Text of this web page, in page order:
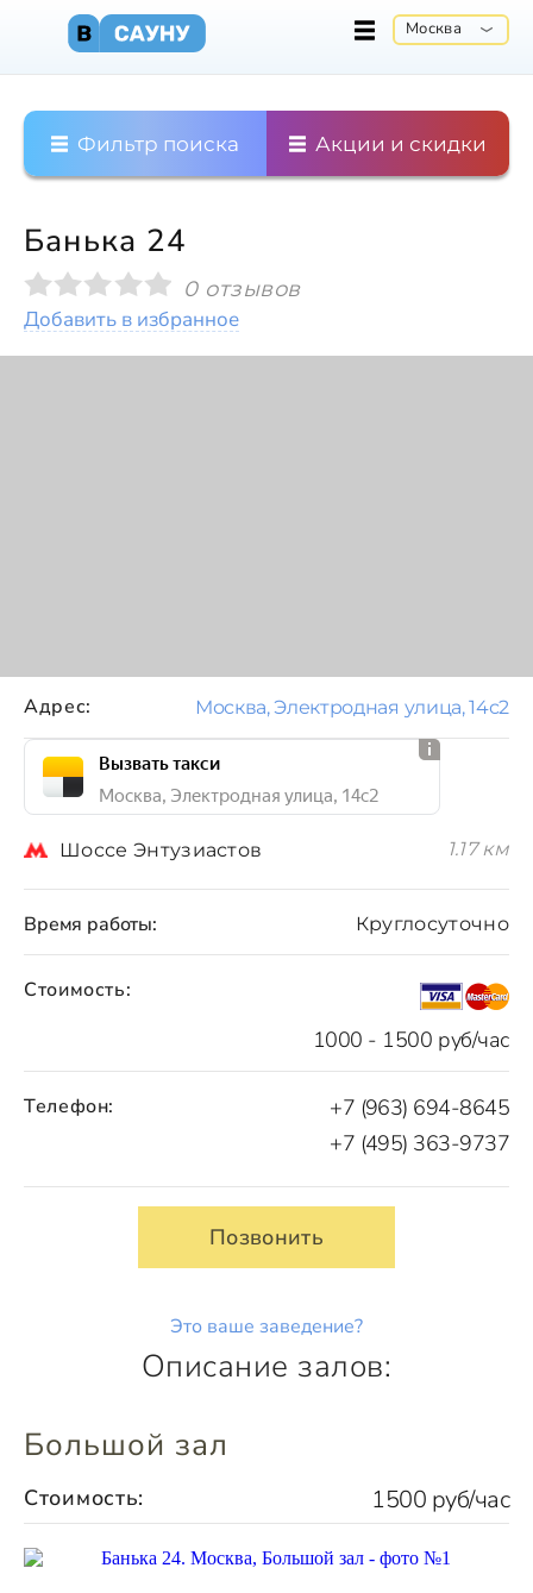
Москва
Фильтр поиска Акции и скидки
Банька 24
0 отзывов
Добавить в избранное
Стоимость:
1000 - 1500 руб/час
Время работы: Круглосуточно
Телефон:
+7 (963) 694-8645
+7 (495) 363-9737
Позвонить
Это ваше заведение?
Адрес: Москва, Электродная улица, 14с2
Вызвать такси
Москва, Электродная улица, 14с2
Шоссе Энтузиастов 1.17 км
Описание залов:
Большой зал
Стоимость: 1500 руб/час